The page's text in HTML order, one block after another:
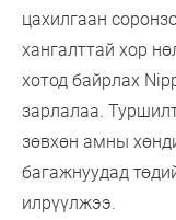
цахилгаан
хангалттай хор
хотод байрлах
зарлалаа.
зөвхөн амны
багажнуудад
илрүүлжээ.